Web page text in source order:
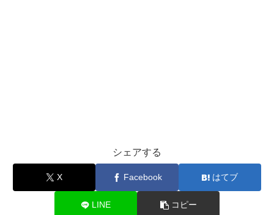
シェアする
X Facebook はてブ
LINE コピー